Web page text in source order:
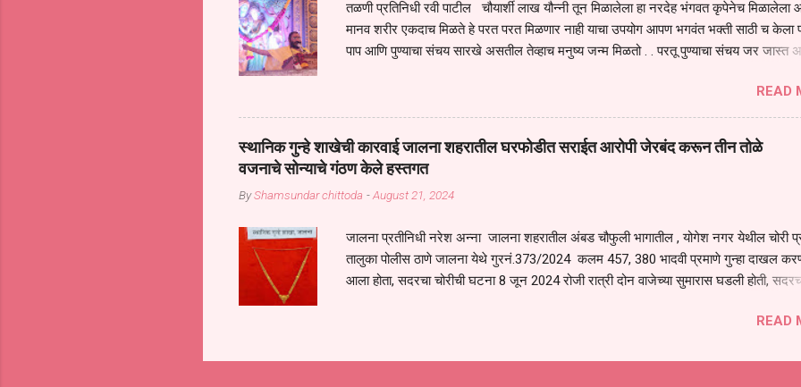
तळणी प्रतिनिधी रवी पाटील चौयार्शी लाख यौन्नी तून मिळालेला हा नरदेह भंगवत कृपेनेच मिळालेला
मानव शरीर एकदाच मिळते हे परत परत मिळणार नाही याचा उपयोग आपण भगवंत भक्ती साठी च केला
पाप आणि पुण्याचा संचय सारखे असतील तेव्हाच मनुष्य जन्म मिळतो . . परतू पुण्याचा संचय जर जास्त
शरिराला इंतर सुंगधाचे व्यसन लागण्यापेक्षा भगवत भंक्ती चे व व्यसन लावा म्हणजे या नरदेहाचा उपयोग
चार कुपा या मनुष्यावर होत असतात यापैकी भगवत कृपा ही पुण्यवानालाच होत असते . भगवंताच्या
नरदेहाचा उद्धार होतो गरज आहे त्याला मनापासून आळवण्याची असे प्रतिपादन प पू चेतन्य बापू याचे कृपा
शिष्य आनंद चैतन्य बापू यांनी तळणी येथून जवळच असलेल्या बेलोरा येथे केले तीन दिवसीय गीतारामायण
संत्संगाचे आयोजन करण्यात आले आहे . या कलयुगात प्रत्येक मनुष्य दुःखी आहे थोडे थोडे सगळेच
या संसारात तुम्हाला कोणीच सुखी नजरेला येणार नाही . धनाने सुखी असतील पण शरीर व्याधी...
READ
स्थानिक गुन्हे शाखेची कारवाई जालना शहरातील घरफोडीत सराईत आरोपी जेरबंद करून तीन तोळे
वजनाचे सोन्याचे गंठण केले हस्तगत
ByShamsundar chittoda -August 21, 2024
जालना प्रतीनिधी नरेश अन्ना जालना शहरातील अंबड चौफुली भागातील , योगेश नगर येथील चोरी
तालुका पोलीस ठाणे जालना येथे गुरनं.373/2024 कलम 457, 380 भादवी प्रमाणे गुन्हा दाखल
आला होता, सदरचा चोरीची घटना 8 जून 2024 रोजी रात्री दोन वाजेच्या सुमारास घडली होती,
निरीक्षक पंकज जाधव यांना सूचना दिल्या त्या अनुषंगाने पोलीस निरीक्षक स्थानिक गुन्हे शाखा जालना
अनुषंगाने दिनांक 20 ऑगस्ट रोजी स्थानिक गुन्हे शाखेतील पोलीस अधिकारी व अंमलदार हे नमूद
READ